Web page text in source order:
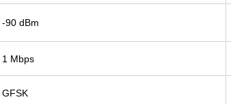
-90 dBm
1 Mbps
GFSK